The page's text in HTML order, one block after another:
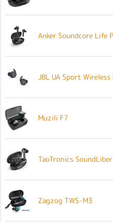
Anker Soundcore Life
JBL UA Sport Wireless
Muzili F7
TaoTronics
Zagzog TWS-M3